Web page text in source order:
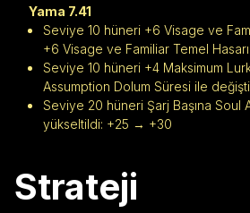
Yama 7.41
Seviye 10 hüneri +6 Visage ve
+6 Visage ve Familiar Temel
Seviye 10 hüneri +4 Maksimum
Assumption Dolum Süresi ile
Seviye 20 hüneri Şarj Başına Soul
yükseltildi: +25 → +30
Strateji